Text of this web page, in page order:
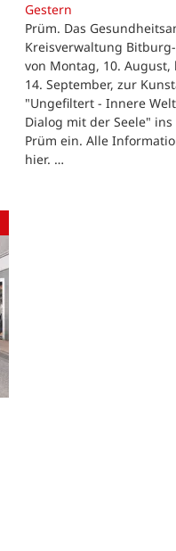
Gestern
Prüm. Das
Kreisverwaltung
von Montag, 10. August,
14. September, zur
"Ungefiltert - Innere
Dialog mit der Seele"
Prüm ein. Alle
hier. …